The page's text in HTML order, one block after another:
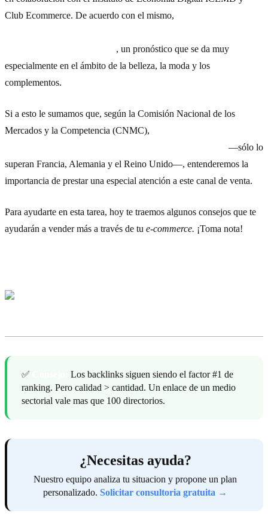
Club Ecommerce. De acuerdo con el mismo,
, un pronóstico que se da muy
especialmente en el ámbito de la belleza, la moda y los
complementos.
Si a esto le sumamos que, según la Comisión Nacional de los
Mercados y la Competencia (CNMC),
—sólo lo
superan Francia, Alemania y el Reino Unido—, entenderemos la
importancia de prestar una especial atención a este canal de venta.
Para ayudarte en esta tarea, hoy te traemos algunos consejos que te
ayudarán a vender más a través de tu e-commerce. ¡Toma nota!
✅
Los backlinks siguen siendo el factor #1 de
ranking. Pero calidad > cantidad. Un enlace de un medio
sectorial vale mas que 100 directorios.
¿Necesitas ayuda?
Nuestro equipo analiza tu situacion y propone un plan
personalizado. Solicitar consultoria gratuita →